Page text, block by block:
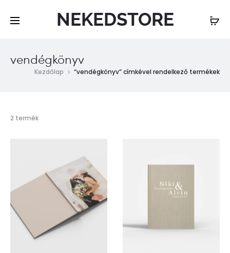
NEKEDSTORE
vendégkönyv
Kezdőlap “vendégkönyv” címkével rendelkező termékek
2 termékMind
megjelenítve